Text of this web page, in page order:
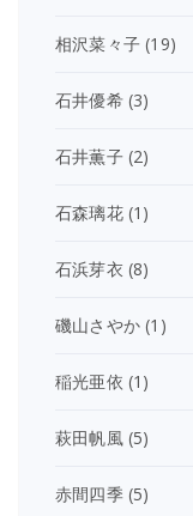
相沢菜々子 (19)
石井優希(3)
石井薫子(2)
石森璃花(1)
石浜芽衣 (8)
磯山さやか (1)
稲光亜依 (1)
萩田帆風(5)
赤間四季(5)